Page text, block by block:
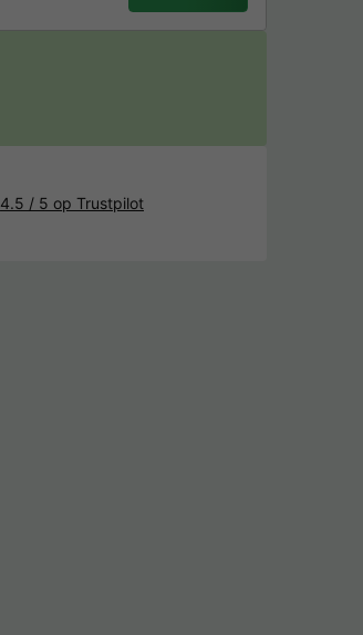
4.5 / 5 op Trustpilot